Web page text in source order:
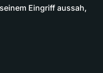
Eingriff aussah,